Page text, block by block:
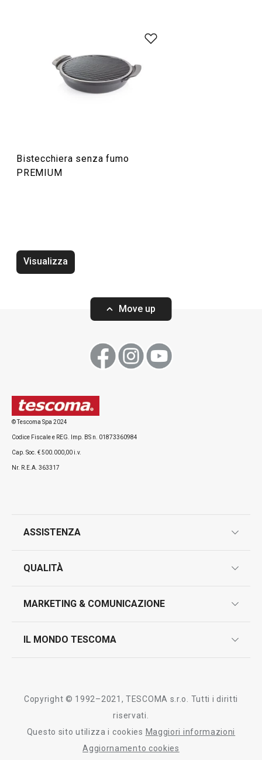
Cuocere in forno
Cucinare
Bistecchiera senza fumo
PREMIUM
Visualizza
Move up
© Tescoma Spa 2024
Codice Fiscale e REG. Imp. BS n. 01873360984
Cap. Soc. € 500.000,00 i.v.
Nr. R.E.A. 363317
ASSISTENZA
contatti
QUALITÀ
test sui prodotti
MARKETING & COMUNICAZIONE
IL MONDO TESCOMA
Tescoma nel mondo
Copyright © 1992–2021, TESCOMA s.r.o. Tutti i diritti
riservati.
Questo sito utilizza i cookies Maggiori informazioni
Aggiornamento cookies